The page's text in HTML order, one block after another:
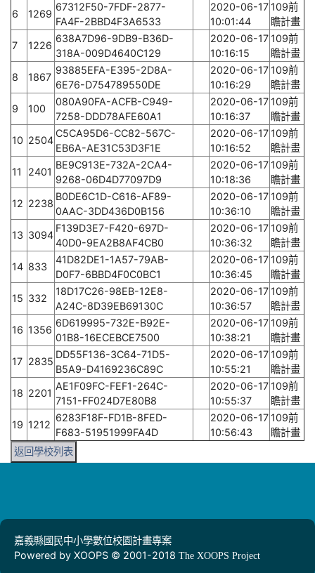
6
1269
67312F50-7FDF-2877-
FA4F-2BBD4F3A6533
2020-06-17
10:01:44
109前
瞻計畫
7
1226
638A7D96-9DB9-B36D-
318A-009D4640C129
2020-06-17
10:16:15
109前
瞻計畫
8
1867
93885EFA-E395-2D8A-
6E76-D754789550DE
2020-06-17
10:16:29
109前
瞻計畫
9
100
080A90FA-ACFB-C949-
7258-DDD78AFE60A1
2020-06-17
10:16:37
109前
瞻計畫
10 2504
C5CA95D6-CC82-567C-
EB6A-AE31C53D3F1E
2020-06-17
10:16:52
109前
瞻計畫
11
2401
BE9C913E-732A-2CA4-
9268-06D4D77097D9
2020-06-17
10:18:36
109前
瞻計畫
12 2238
B0DE6C1D-C616-AF89-
0AAC-3DD436D0B156
2020-06-17
10:36:10
109前
瞻計畫
13 3094
F139D3E7-F420-697D-
40D0-9EA2B8AF4CB0
2020-06-17
10:36:32
109前
瞻計畫
14 833
41D82DE1-1A57-79AB-
D0F7-6BBD4F0C0BC1
2020-06-17
10:36:45
109前
瞻計畫
15 332
18D17C26-98EB-12E8-
A24C-8D39EB69130C
2020-06-17
10:36:57
109前
瞻計畫
16 1356
6D619995-732E-B92E-
01B8-16ECEBCE7500
2020-06-17
10:38:21
109前
瞻計畫
17 2835
DD55F136-3C64-71D5-
B5A9-D4169236C89C
2020-06-17
10:55:21
109前
瞻計畫
18 2201
AE1F09FC-FEF1-264C-
7151-FF024D7E80B8
2020-06-17
10:55:37
109前
瞻計畫
19 1212
6283F18F-FD1B-8FED-
F683-51951999FA4D
2020-06-17
10:56:43
109前
瞻計畫
返回學校列表
嘉義縣國民中小學數位校園計畫專案
Powered by XOOPS © 2001-2018 The XOOPS Project